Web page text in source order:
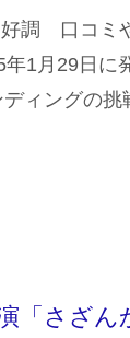
好調 口コミ
1月29日に
ィングの挑
「さざん